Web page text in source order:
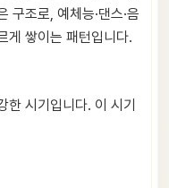
구조로, 예체능·댄스·음
게 쌓이는 패턴입니다.
한 시기입니다. 이 시기